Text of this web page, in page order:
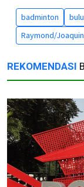
badminton
Raymond/Joaquin
REKOMENDASI